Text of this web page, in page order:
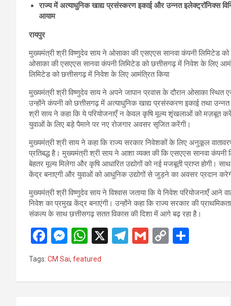
राज्य में अत्याधुनिक खाद्य प्रसंस्करण इकाई और उन्नत इलेक्ट्रॉनिक्स
आयाम
रायपुर
मुख्यमंत्री श्री विष्णुदेव साय ने ओसाका की एसएएस सानवा कंपनी लिमिटेड
ओसाका की एसएएस सानवा कंपनी लिमिटेड को छत्तीसगढ़ में निवेश के लिए
लिमिटेड को छत्तीसगढ़ में निवेश के लिए आमंत्रित किया
मुख्यमंत्री श्री विष्णुदेव साय ने अपने जापान प्रवास के दौरान ओसाका
उन्होंने कंपनी को छत्तीसगढ़ में अत्याधुनिक खाद्य प्रसंस्करण इकाई तथा उन्नत
श्री साय ने कहा कि ये परियोजनाएँ न केवल कृषि मूल्य शृंखलाओं को मज़बूत
युवाओं के लिए बड़े पैमाने पर नए रोजगार अवसर सृजित करेंगी।
मुख्यमंत्री श्री साय ने कहा कि राज्य सरकार निवेशकों के लिए अनुकूल
प्रतिबद्ध है। मुख्यमंत्री श्री साय ने आशा व्यक्त की कि एसएएस सानवा
बेहतर मूल्य मिलेगा और कृषि आधारित उद्योगों को नई मजबूती प्राप्त होगी।
केंद्र बनाएगी और युवाओं को आधुनिक उद्योगों से जुड़ने का अवसर प्रदान
मुख्यमंत्री श्री विष्णुदेव साय ने विश्वास जताया कि ये निवेश परियोजनाएँ
निवेश का प्रमुख केंद्र बनाएंगी। उन्होंने कहा कि राज्य सरकार की
संकल्प के साथ छत्तीसगढ़ सतत विकास की दिशा में आगे बढ़ रहा है।
F
a
ce
b
M
es
se
n
W
at
s
X
T
gr
G
C
Li e
Tags: CM Sai, featured